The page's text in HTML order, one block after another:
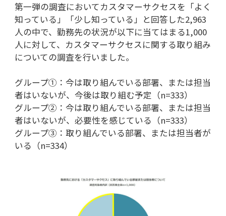
第一弾の調査においてカスタマーサクセスを「よく
知っている」「少し知っている」と回答した2,963
人の中で、勤務先の状況が以下に当てはまる1,000
人に対して、カスタマーサクセスに関する取り組み
についての調査を行いました。
グループ①：今は取り組んでいる部署、または担当
者はいないが、今後は取り組む予定（n=333）
グループ②：今は取り組んでいる部署、または担当
者はいないが、必要性を感じている（n=333）
グループ③：取り組んでいる部署、または担当者が
いる（n=334）